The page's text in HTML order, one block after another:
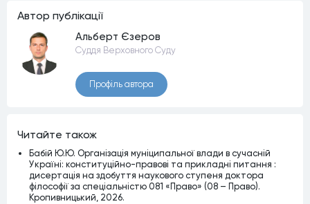
Автор публiкацiї
Альберт Єзеров
Суддя Верховного Суду
Профiль автора
Читайте також
Бабій Ю.Ю. Організація муніципальної влади в сучасній
Україні: конституційно-правові та прикладні питання :
дисертація на здобуття наукового ступеня доктора
філософії за спеціальністю 081 «Право» (08 – Право).
Кропивницький, 2026.